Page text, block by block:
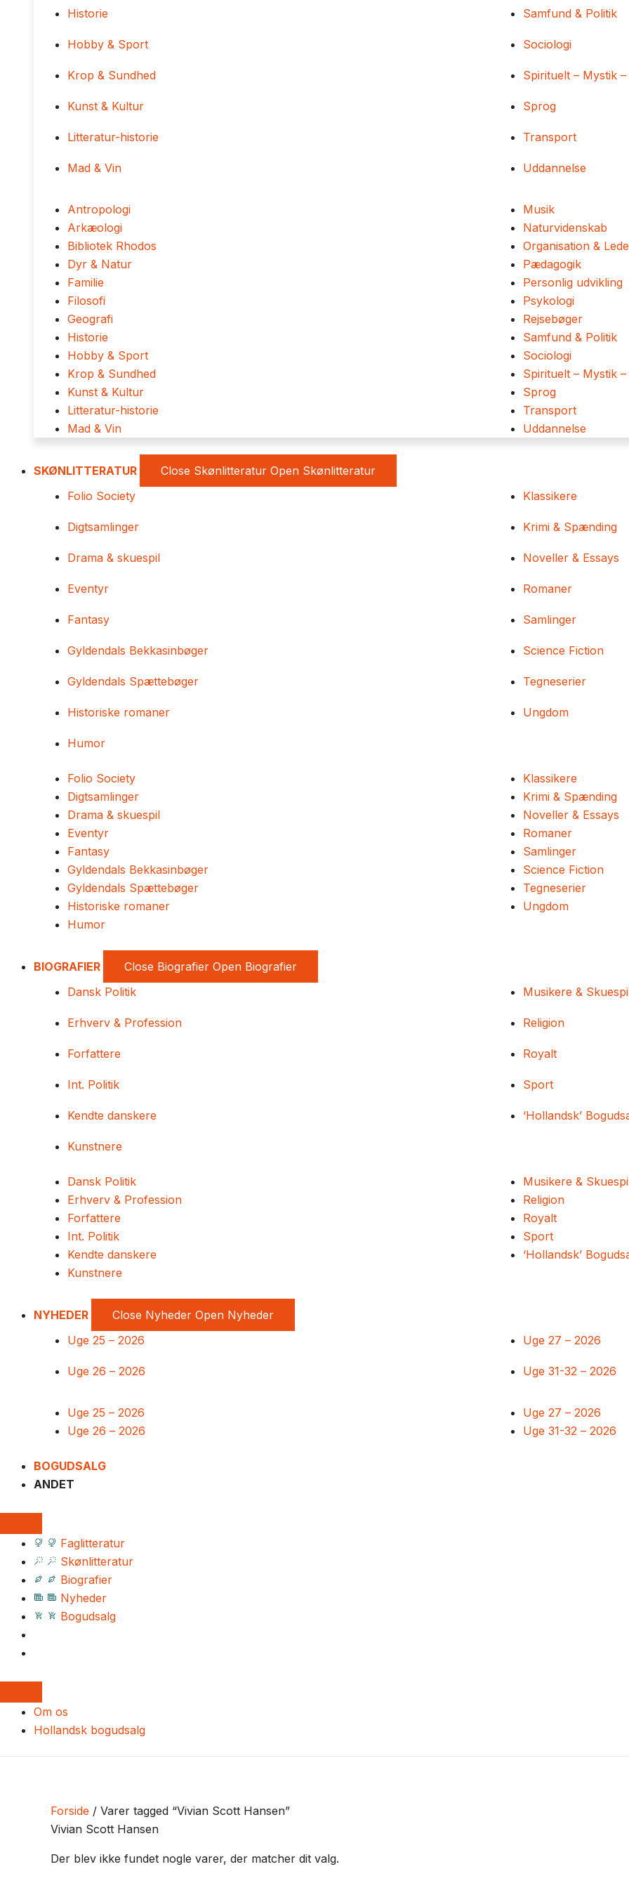
Historie
Hobby & Sport
Krop & Sundhed
Kunst & Kultur
Litteratur-historie
Mad & Vin
Samfund & Politik
Sociologi
Spirituelt – Mystik
Sprog
Transport
Uddannelse
Antropologi
Arkæologi
Bibliotek Rhodos
Dyr & Natur
Familie
Filosofi
Geografi
Historie
Hobby & Sport
Krop & Sundhed
Kunst & Kultur
Litteratur-historie
Mad & Vin
Musik
Naturvidenskab
Organisation &
Pædagogik
Personlig udvikling
Psykologi
Rejsebøger
Samfund & Politik
Sociologi
Spirituelt – Mystik
Sprog
Transport
Uddannelse
SKØNLITTERATUR Close Skønlitteratur Open Skønlitteratur
Folio Society
Digtsamlinger
Drama & skuespil
Eventyr
Fantasy
Gyldendals Bekkasinbøger
Gyldendals Spættebøger
Historiske romaner
Humor
Klassikere
Krimi & Spænding
Noveller & Essays
Romaner
Samlinger
Science Fiction
Tegneserier
Ungdom
Folio Society
Digtsamlinger
Drama & skuespil
Eventyr
Fantasy
Gyldendals Bekkasinbøger
Gyldendals Spættebøger
Historiske romaner
Humor
Klassikere
Krimi & Spænding
Noveller & Essays
Romaner
Samlinger
Science Fiction
Tegneserier
Ungdom
BIOGRAFIER Close Biografier Open Biografier
Dansk Politik
Erhverv & Profession
Forfattere
Int. Politik
Kendte danskere
Kunstnere
Musikere &
Religion
Royalt
Sport
‘Hollandsk’
Dansk Politik
Erhverv & Profession
Forfattere
Int. Politik
Kendte danskere
Kunstnere
Musikere &
Religion
Royalt
Sport
‘Hollandsk’
NYHEDER Close Nyheder Open Nyheder
Uge 25 – 2026
Uge 26 – 2026
Uge 27 – 2026
Uge 31-32 – 2026
Uge 25 – 2026
Uge 26 – 2026
Uge 27 – 2026
Uge 31-32 – 2026
BOGUDSALG
ANDET
Faglitteratur
Skønlitteratur
Biografier
Nyheder
Bogudsalg
Om os
Hollandsk bogudsalg
Forside / Varer tagged “Vivian Scott Hansen”
Vivian Scott Hansen
Der blev ikke fundet nogle varer, der matcher dit valg.